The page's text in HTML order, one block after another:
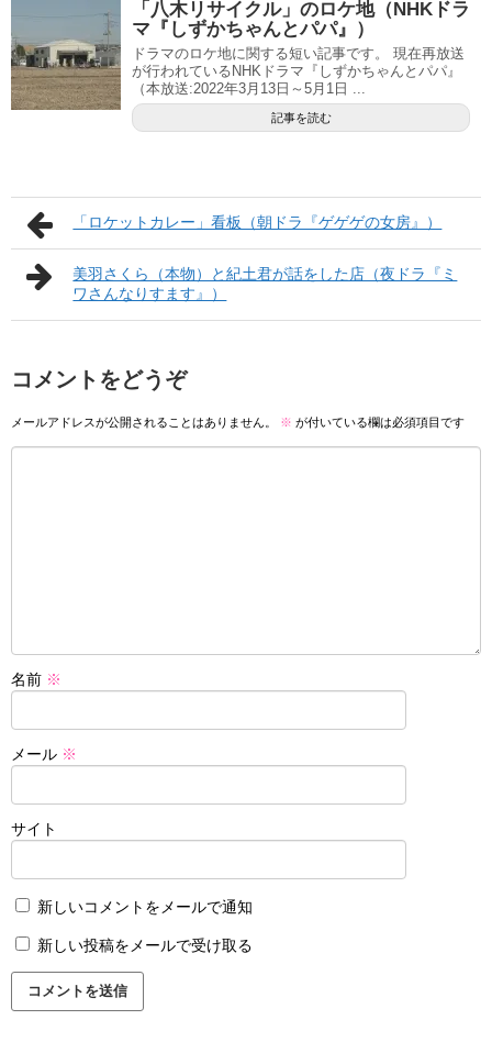
「八木リサイクル」のロケ地（NHKドラ
マ『しずかちゃんとパパ』）
ドラマのロケ地に関する短い記事です。 現在再放送
が行われているNHKドラマ『しずかちゃんとパパ』
（本放送:2022年3月13日～5月1日 ...
記事を読む
「ロケットカレー」看板（朝ドラ『ゲゲゲの女房』）
美羽さくら（本物）と紀土君が話をした店（夜ドラ『ミ
ワさんなりすます』）
コメントをどうぞ
メールアドレスが公開されることはありません。 ※ が付いている欄は必須項目です
名前 ※
メール ※
サイト
新しいコメントをメールで通知
新しい投稿をメールで受け取る